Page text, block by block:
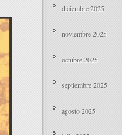
diciembre 2025
noviembre 2025
octubre 2025
septiembre 2025
agosto 2025